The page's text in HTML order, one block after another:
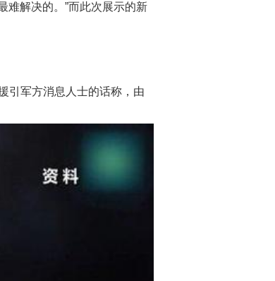
难解决的。”而此次展示的新
引军方消息人士的话称，由